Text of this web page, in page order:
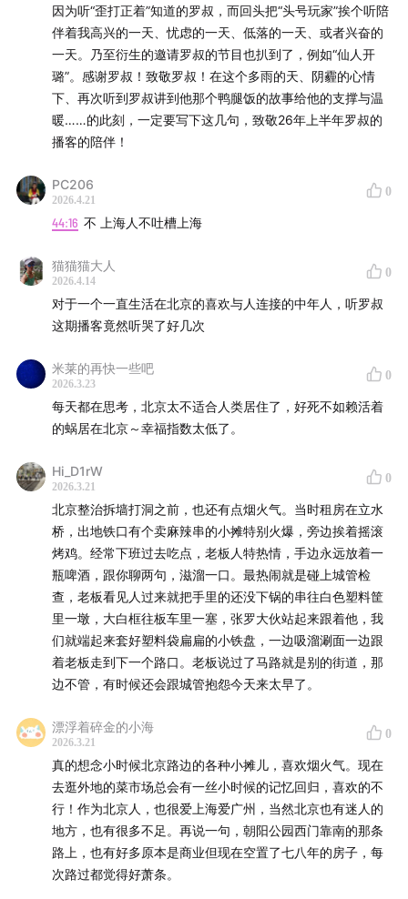
因为听“歪打正着”知道的罗叔，而回头把“头号玩家”挨个听陪
伴着我高兴的一天、忧虑的一天、低落的一天、或者兴奋的
一天。乃至衍生的邀请罗叔的节目也扒到了，例如“仙人开
璐”。感谢罗叔！致敬罗叔！在这个多雨的天、阴霾的心情
下、再次听到罗叔讲到他那个鸭腿饭的故事给他的支撑与温
暖……的此刻，一定要写下这几句，致敬26年上半年罗叔的
播客的陪伴！
PC206
2026.4.21
0
44:16 不 上海人不吐槽上海
猫猫猫大人
2026.4.14
0
对于一个一直生活在北京的喜欢与人连接的中年人，听罗叔
这期播客竟然听哭了好几次
米莱的再快一些吧
2026.3.23
0
每天都在思考，北京太不适合人类居住了，好死不如赖活着
的蜗居在北京～幸福指数太低了。
Hi_D1rW
2026.3.21
0
北京整治拆墙打洞之前，也还有点烟火气。当时租房在立水
桥，出地铁口有个卖麻辣串的小摊特别火爆，旁边挨着摇滚
烤鸡。经常下班过去吃点，老板人特热情，手边永远放着一
瓶啤酒，跟你聊两句，滋溜一口。最热闹就是碰上城管检
查，老板看见人过来就把手里的还没下锅的串往白色塑料筐
里一墩，大白框往板车里一塞，张罗大伙站起来跟着他，我
们就端起来套好塑料袋扁扁的小铁盘，一边吸溜涮面一边跟
着老板走到下一个路口。老板说过了马路就是别的街道，那
边不管，有时候还会跟城管抱怨今天来太早了。
漂浮着碎金的小海
2026.3.21
0
真的想念小时候北京路边的各种小摊儿，喜欢烟火气。现在
去逛外地的菜市场总会有一丝小时候的记忆回归，喜欢的不
行！作为北京人，也很爱上海爱广州，当然北京也有迷人的
地方，也有很多不足。再说一句，朝阳公园西门靠南的那条
路上，也有好多原本是商业但现在空置了七八年的房子，每
次路过都觉得好萧条。